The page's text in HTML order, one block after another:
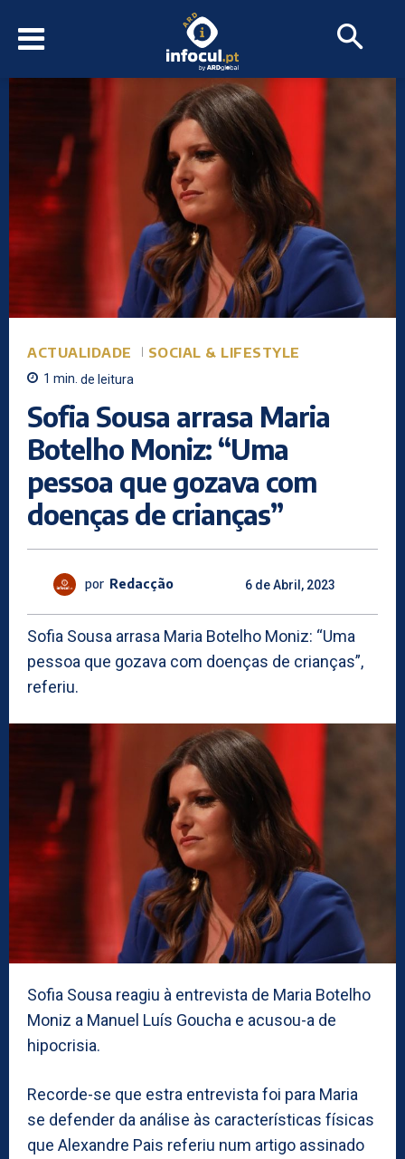
ACTUALIDADE SOCIAL & LIFESTYLE
1 min. de leitura
Sofia Sousa arrasa Maria
Botelho Moniz: “Uma
pessoa que gozava com
doenças de crianças”
por Redacção 6 de Abril, 2023
Sofia Sousa arrasa Maria Botelho Moniz: “Uma
pessoa que gozava com doenças de crianças”,
referiu.
Sofia Sousa reagiu à entrevista de Maria Botelho
Moniz a Manuel Luís Goucha e acusou-a de
hipocrisia.
Recorde-se que estra entrevista foi para Maria
se defender da análise às características físicas
que Alexandre Pais referiu num artigo assinado